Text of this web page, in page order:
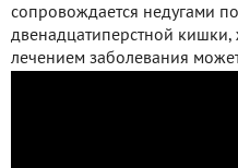
сопровождается недугами
двенадцатиперстной кишки,
лечением заболевания